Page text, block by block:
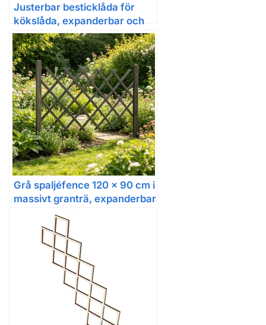
Justerbar besticklåda för
kökslåda, expanderbar och
stor i svart
Grå spaljéfence 120 x 90 cm i
massivt granträ, expanderbar